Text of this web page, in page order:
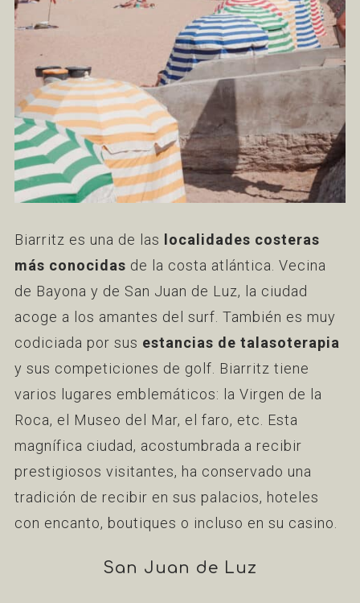
Biarritz es una de las localidades costeras
más conocidas de la costa atlántica. Vecina
de Bayona y de San Juan de Luz, la ciudad
acoge a los amantes del surf. También es muy
codiciada por sus estancias de talasoterapia
y sus competiciones de golf. Biarritz tiene
varios lugares emblemáticos: la Virgen de la
Roca, el Museo del Mar, el faro, etc. Esta
magnífica ciudad, acostumbrada a recibir
prestigiosos visitantes, ha conservado una
tradición de recibir en sus palacios, hoteles
con encanto, boutiques o incluso en su casino.
San Juan de Luz